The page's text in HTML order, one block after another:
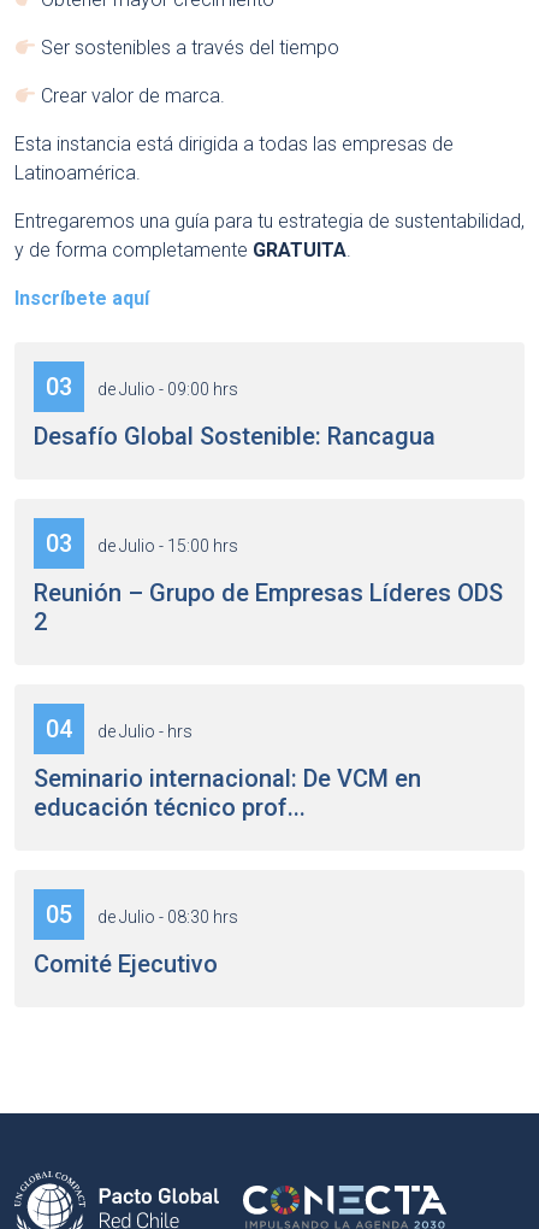
Ser sostenibles a través del tiempo
Crear valor de marca.
Esta instancia está dirigida a todas las empresas de
Latinoamérica.
Entregaremos una guía para tu estrategia de sustentabilidad,
y de forma completamente GRATUITA.
Inscríbete aquí
03 de Julio - 09:00 hrs
Desafío Global Sostenible: Rancagua
03 de Julio - 15:00 hrs
Reunión – Grupo de Empresas Líderes ODS
2
04 de Julio - hrs
Seminario internacional: De VCM en
educación técnico prof...
05 de Julio - 08:30 hrs
Comité Ejecutivo